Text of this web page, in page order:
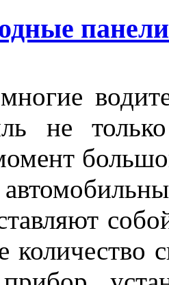
не
количество